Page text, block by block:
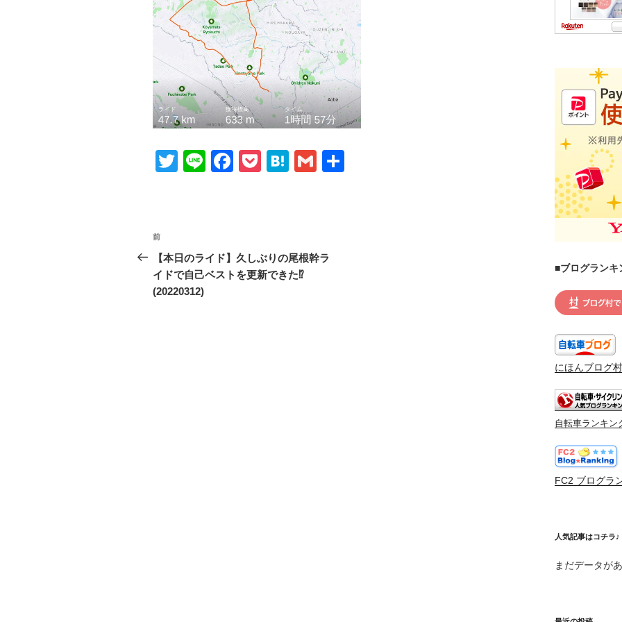
T
Li
F
b
o
P
H
a
G
投
稿
ナ
前
の
投
稿
前
【本日のライド】久しぶりの尾根幹ラ
イドで自己ベストを更新できた⁉
(20220312)
■ブログランキ
にほんブログ村
自転車ランキン
FC2 ブログラ
人気記事はコチラ♪
まだデータが